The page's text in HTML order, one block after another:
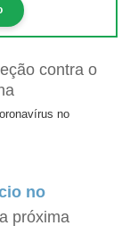
no
no
próxima